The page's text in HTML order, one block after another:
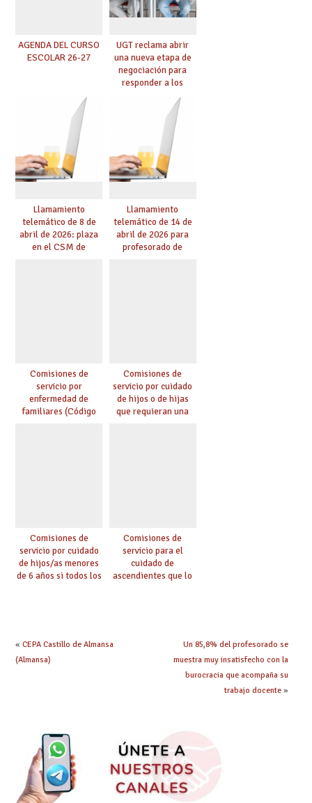
AGENDA DEL CURSO
ESCOLAR 26-27
UGT reclama abrir
una nueva etapa de
negociación para
responder a los
nuevos desafíos de la
educación
Llamamiento
telemático de 8 de
abril de 2026: plaza
en el CSM de
Llamamiento
telemático de 14 de
abril de 2026 para
profesorado de
Comisiones de
servicio por
enfermedad de
familiares (Código
Comisiones de
servicio por cuidado
de hijos o de hijas
que requieran una
Comisiones de
servicio por cuidado
de hijos/as menores
de 6 años si todos los
Comisiones de
servicio para el
cuidado de
ascendientes que lo
« CEPA Castillo de Almansa
(Almansa)
Un 85,8% del profesorado se
muestra muy insatisfecho con la
burocracia que acompaña su
trabajo docente»